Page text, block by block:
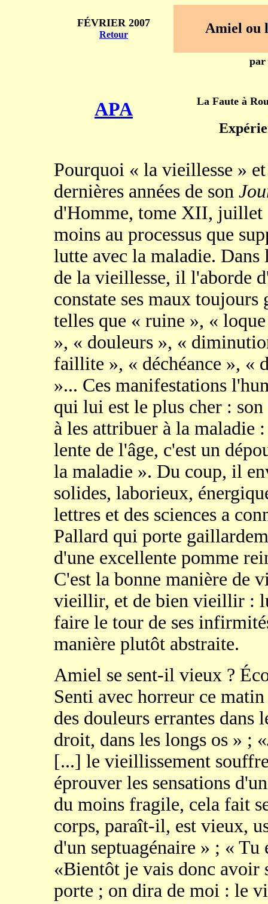
FÉVRIER 2007
Retour Amiel ou
par
APA La Faute à
Pourquoi « la vieillesse »
dernières années de son
d'Homme, tome XII, juillet
moins au processus que
lutte avec la maladie.
de la vieillesse, il l'aborde
constate ses maux toujours
telles que « ruine », «
», « douleurs », «
faillite », « déchéance », «
»... Ces manifestations
qui lui est le plus cher :
à les attribuer à la maladie
lente de l'âge, c'est un
la maladie ». Du coup, il
solides, laborieux,
lettres et des sciences a
Pallard qui porte
d'une excellente pomme
C'est la bonne manière de
vieillir, et de bien vieillir :
faire le tour de ses
manière plutôt abstraite.
Amiel se sent-il vieux ?
Senti avec horreur ce
des douleurs errantes dans
droit, dans les longs os » ;
[...] le vieillissement
éprouver les sensations
du moins fragile, cela fait
corps, paraît-il, est vieux,
d'un septuagénaire » ; «
«Bientôt je vais donc avoir
porte ; on dira de moi : le